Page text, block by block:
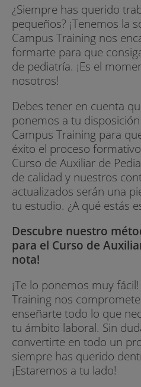
¿Siempre has querido
pequeños? ¡Tenemos la
Campus Training nos
formarte para que
de pediatría. ¡Es el
nosotros!
Debes tener en cuenta
ponemos a tu
Campus Training para
éxito el proceso
Curso de Auxiliar de
de calidad y nuestros
actualizados serán una
tu estudio. ¿A qué estás
Descubre nuestro
para el Curso de
nota!
¡Te lo ponemos muy
Training nos
enseñarte todo lo que
tu ámbito laboral. Sin
convertirte en todo un
siempre has querido
¡Estaremos a tu lado!